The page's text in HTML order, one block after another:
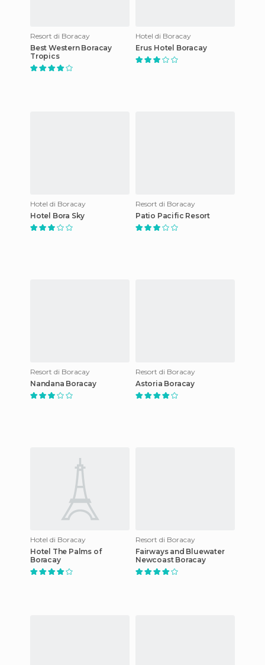
Resort di Boracay
Best Western Boracay
Tropics
Hotel di Boracay
Erus Hotel Boracay
Hotel di Boracay
Hotel Bora Sky
Resort di Boracay
Patio Pacific Resort
Resort di Boracay
Nandana Boracay
Resort di Boracay
Astoria Boracay
Hotel di Boracay
Hotel The Palms of
Boracay
Resort di Boracay
Fairways and Bluewater
Newcoast Boracay